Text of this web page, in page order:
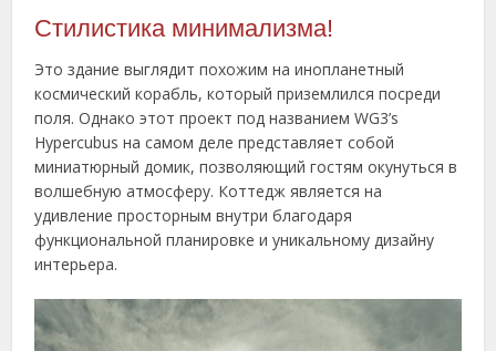
Стилистика минимализма!
Это здание выглядит похожим на инопланетный
космический корабль, который приземлился посреди
поля. Однако этот проект под названием WG3’s
Hypercubus на самом деле представляет собой
миниатюрный домик, позволяющий гостям окунуться в
волшебную атмосферу. Коттедж является на
удивление просторным внутри благодаря
функциональной планировке и уникальному дизайну
интерьера.